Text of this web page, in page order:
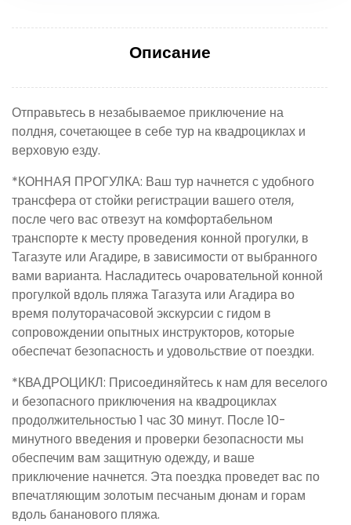
Описание
Отправьтесь в незабываемое приключение на
полдня, сочетающее в себе тур на квадроциклах и
верховую езду.
*КОННАЯ ПРОГУЛКА: Ваш тур начнется с удобного
трансфера от стойки регистрации вашего отеля,
после чего вас отвезут на комфортабельном
транспорте к месту проведения конной прогулки, в
Тагазуте или Агадире, в зависимости от выбранного
вами варианта. Насладитесь очаровательной конной
прогулкой вдоль пляжа Тагазута или Агадира во
время полуторачасовой экскурсии с гидом в
сопровождении опытных инструкторов, которые
обеспечат безопасность и удовольствие от поездки.
*КВАДРОЦИКЛ: Присоединяйтесь к нам для веселого
и безопасного приключения на квадроциклах
продолжительностью 1 час 30 минут. После 10-
минутного введения и проверки безопасности мы
обеспечим вам защитную одежду, и ваше
приключение начнется. Эта поездка проведет вас по
впечатляющим золотым песчаным дюнам и горам
вдоль бананового пляжа.